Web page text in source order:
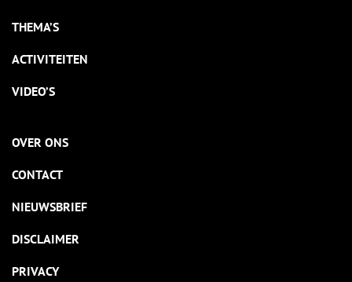
THEMA’S
ACTIVITEITEN
VIDEO’S
OVER ONS
CONTACT
NIEUWSBRIEF
DISCLAIMER
PRIVACY